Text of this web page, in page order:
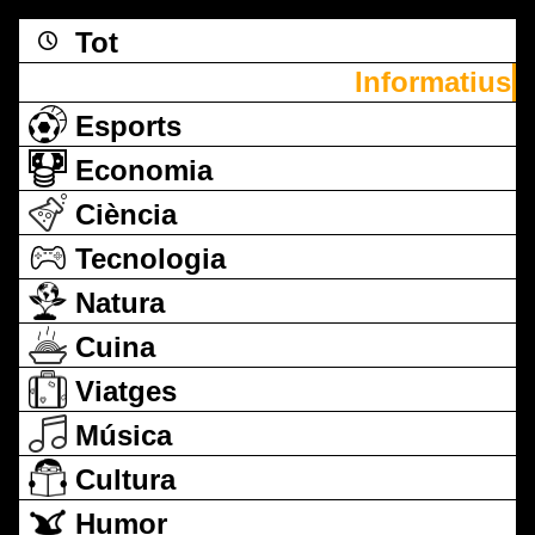
Tot
Informatius
Esports
Economia
Ciència
Tecnologia
Natura
Cuina
Viatges
Música
Cultura
Humor